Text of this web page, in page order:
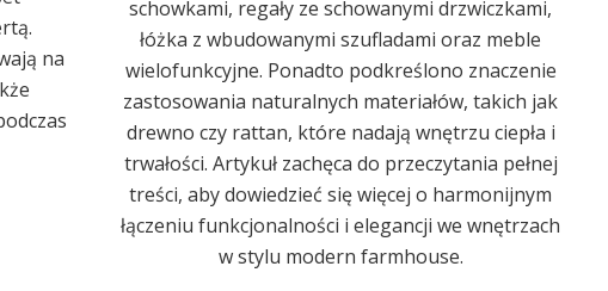
na
schowkami, regały ze schowanymi drzwiczkami,
łóżka z wbudowanymi szufladami oraz meble
wielofunkcyjne. Ponadto podkreślono znaczenie
zastosowania naturalnych materiałów, takich jak
drewno czy rattan, które nadają wnętrzu ciepła i
trwałości. Artykuł zachęca do przeczytania pełnej
treści, aby dowiedzieć się więcej o harmonijnym
łączeniu funkcjonalności i elegancji we wnętrzach
w stylu modern farmhouse.